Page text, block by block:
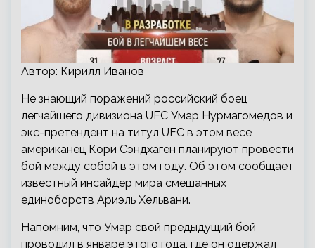
Автор: Кирилл Иванов
Не знающий поражений российский боец
легчайшего дивизиона UFC Умар Нурмагомедов и
экс-претендент на титул UFC в этом весе
американец Кори Сэндхаген планируют провести
бой между собой в этом году. Об этом сообщает
известный инсайдер мира смешанных
единоборств Ариэль Хельвани.
Напомним, что Умар свой предыдущий бой
проводил в январе этого года, где он одержал